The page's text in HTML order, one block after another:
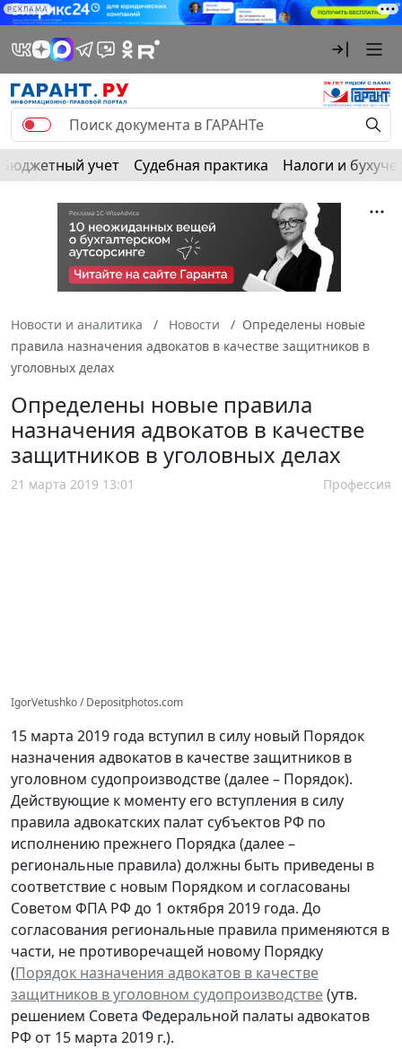
РЕКЛАМА
Бюджетный учет Судебная практика Налоги и
Новости и аналитика Новости
Определены новые
правила назначения адвокатов в качестве защитников в
уголовных делах
Определены новые правила
назначения адвокатов в качестве
защитников в уголовных делах
21 марта 2019 13:01 Профессия
IgorVetushko / Depositphotos.com
15 марта 2019 года вступил в силу новый Порядок
назначения адвокатов в качестве защитников в
уголовном судопроизводстве (далее – Порядок).
Действующие к моменту его вступления в силу
правила адвокатских палат субъектов РФ по
исполнению прежнего Порядка (далее –
региональные правила) должны быть приведены в
соответствие с новым Порядком и согласованы
Советом ФПА РФ до 1 октября 2019 года. До
согласования региональные правила применяются в
части, не противоречащей новому Порядку
(Порядок назначения адвокатов в качестве
защитников в уголовном судопроизводстве(утв.
решением Совета Федеральной палаты адвокатов
РФ от 15 марта 2019 г.).